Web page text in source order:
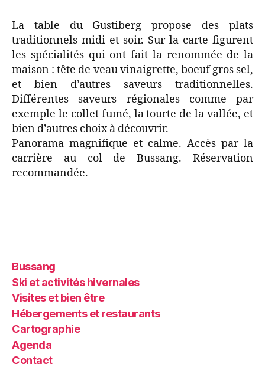
La table du Gustiberg propose des plats
traditionnels midi et soir. Sur la carte figurent
les spécialités qui ont fait la renommée de la
maison : tête de veau vinaigrette, boeuf gros sel,
et bien d’autres saveurs traditionnelles.
Différentes saveurs régionales comme par
exemple le collet fumé, la tourte de la vallée, et
bien d’autres choix à découvrir.
Panorama magnifique et calme. Accès par la
carrière au col de Bussang. Réservation
recommandée.
Bussang
Ski et activités hivernales
Visites et bien être
Hébergements et restaurants
Cartographie
Agenda
Contact